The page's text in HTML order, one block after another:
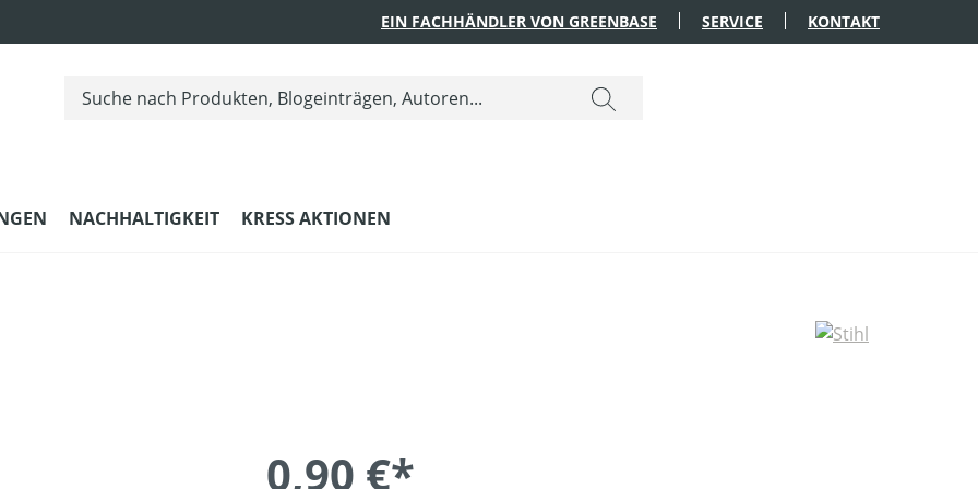
EIN FACHHÄNDLER VON GREENBASE SERVICE KONTAKT
NACHHALTIGKEIT KRESS AKTIONEN
0,90 €*